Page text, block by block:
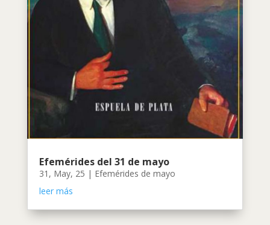
Efemérides del 31 de mayo
31, May, 25 | Efemérides de mayo
leer más